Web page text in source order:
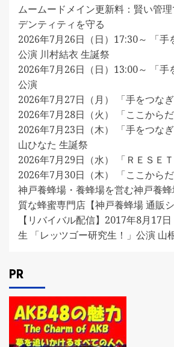
ムームードメイン更新料：賢い管
デンティティを守る
2026年7月26日（日）17:30～ 「手
公演 川村結衣 生誕祭
2026年7月26日（日）13:00～ 「手
公演
2026年7月27日（月） 「手をつな
2026年7月28日（火） 「ここから
2026年7月23日（木） 「手をつな
山ひなた 生誕祭
2026年7月29日（水） 「ＲＥＳＥ
2026年7月30日（木） 「ここから
神戸養蜂場・養蜂場を営む神戸養
質な蜂蜜専門店【神戸養蜂場 通販シ
【リバイバル配信】2017年8月17
生 「レッツゴー研究生！」公演 山
PR